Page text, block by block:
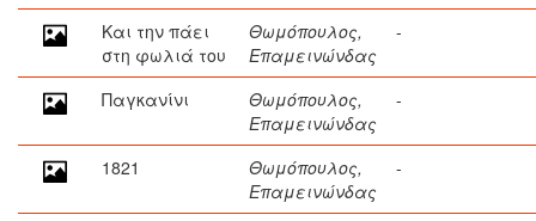
Και την πάει
στη φωλιά του
Θωμόπουλος,
Επαμεινώνδας
-
Παγκανίνι
Θωμόπουλος,
Επαμεινώνδας
-
1821
Θωμόπουλος,
Επαμεινώνδας
-